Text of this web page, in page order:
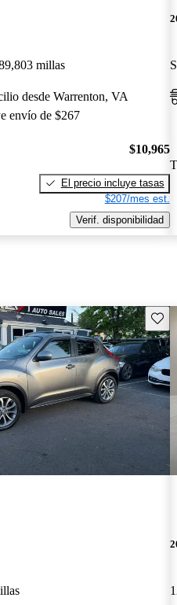
millas
desde Warrenton, VA
envío de $267
$10,965
El precio incluye tasas
$207/mes est.
Verif. disponibilidad